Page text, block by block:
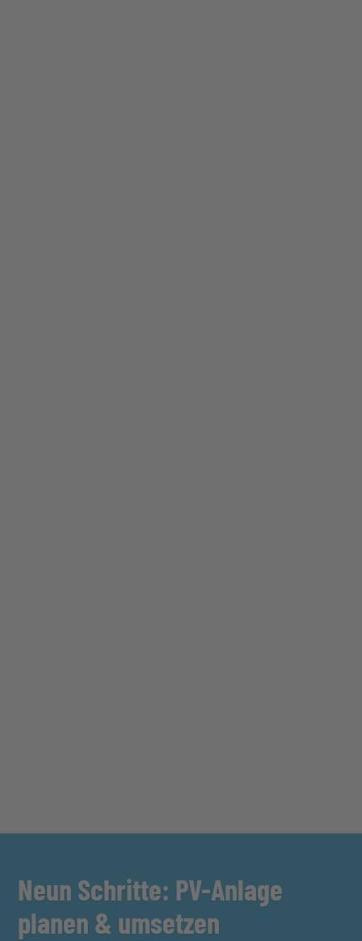
Neun Schritte: PV-Anlage
planen & umsetzen